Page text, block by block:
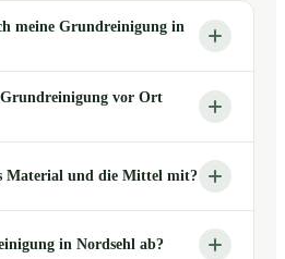
meine Grundreinigung in
vor Ort
Material und die Mittel mit?
in Nordsehl ab?